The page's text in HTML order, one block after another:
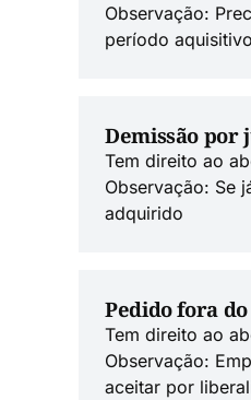
Observação:
período aquisitivo
Demissão por
Tem direito ao
Observação: Se
adquirido
Pedido fora
Tem direito ao
Observação:
aceitar por